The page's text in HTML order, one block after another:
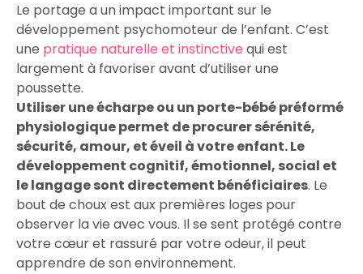
Le portage a un impact important sur le
développement psychomoteur de l’enfant. C’est
une pratique naturelle et instinctive qui est
largement à favoriser avant d’utiliser une
poussette.
Utiliser une écharpe ou un porte-bébé préformé
physiologique permet de procurer sérénité,
sécurité, amour, et éveil à votre enfant. Le
développement cognitif, émotionnel, social et
le langage sont directement bénéficiaires. Le
bout de choux est aux premières loges pour
observer la vie avec vous. Il se sent protégé contre
votre cœur et rassuré par votre odeur, il peut
apprendre de son environnement.